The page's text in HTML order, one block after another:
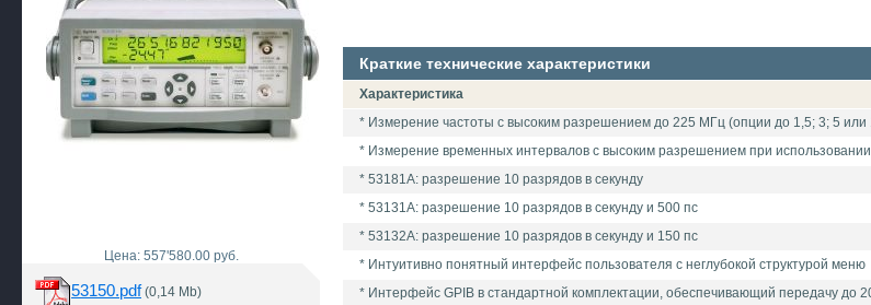
Цена: 557'580.00 руб.
53150.pdf(0,14 Mb)
Краткие технические характеристики
Характеристика
* Измерение частоты с высоким разрешением до 225 МГц (опции до 1,5; 3; 5 или
* Измерение временных интервалов с высоким разрешением при
* 53181А: разрешение 10 разрядов в секунду
* 53131А: разрешение 10 разрядов в секунду и 500 пс
* 53132А: разрешение 10 разрядов в секунду и 150 пс
* Интуитивно понятный интерфейс пользователя с неглубокой структурой меню
* Интерфейс GPIB в стандартной комплектации, обеспечивающий передачу до